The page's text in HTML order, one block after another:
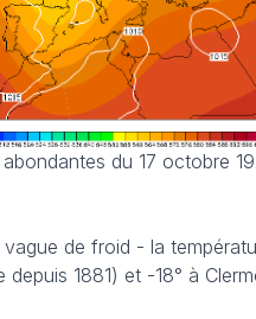
du 17 octobre
vague de froid - la
1881) et -18° à